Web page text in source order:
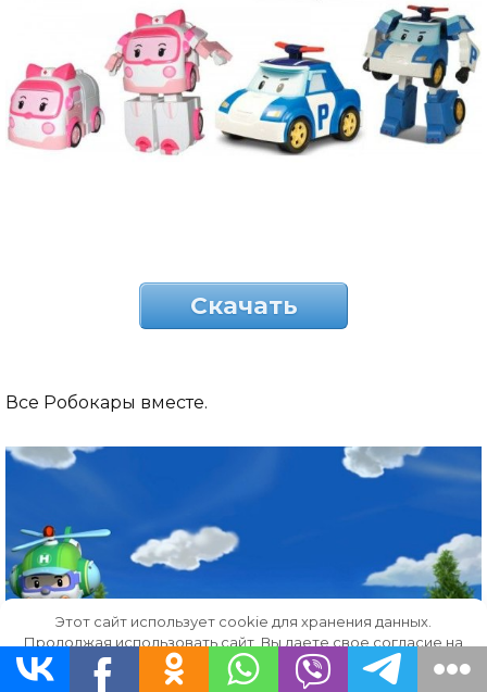
Скачать
Все Робокары вместе.
Этот сайт использует cookie для хранения данных.
Продолжая использовать сайт, Вы даете свое согласие на
работу с этими файлами.
OK